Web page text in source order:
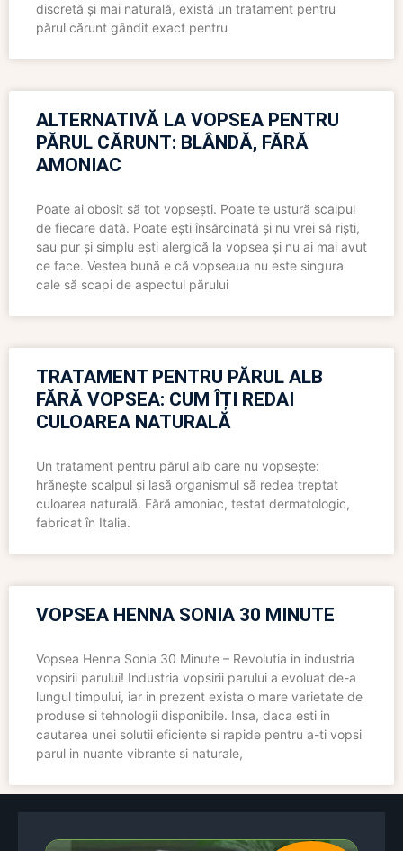
discretă și mai naturală, există un tratament pentru
părul cărunt gândit exact pentru
ALTERNATIVĂ LA VOPSEA PENTRU
PĂRUL CĂRUNT: BLÂNDĂ, FĂRĂ
AMONIAC
Poate ai obosit să tot vopsești. Poate te ustură scalpul
de fiecare dată. Poate ești însărcinată și nu vrei să riști,
sau pur și simplu ești alergică la vopsea și nu ai mai avut
ce face. Vestea bună e că vopseaua nu este singura
cale să scapi de aspectul părului
TRATAMENT PENTRU PĂRUL ALB
FĂRĂ VOPSEA: CUM ÎȚI REDAI
CULOAREA NATURALĂ
Un tratament pentru părul alb care nu vopsește:
hrănește scalpul și lasă organismul să redea treptat
culoarea naturală. Fără amoniac, testat dermatologic,
fabricat în Italia.
VOPSEA HENNA SONIA 30 MINUTE
Vopsea Henna Sonia 30 Minute – Revolutia in industria
vopsirii parului! Industria vopsirii parului a evoluat de-a
lungul timpului, iar in prezent exista o mare varietate de
produse si tehnologii disponibile. Insa, daca esti in
cautarea unei solutii eficiente si rapide pentru a-ti vopsi
parul in nuante vibrante si naturale,